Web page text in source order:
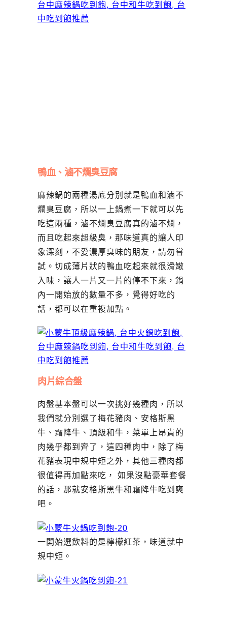
鴨血、滷不爛臭豆腐
麻辣鍋的兩種湯底分別就是鴨血和滷不
爛臭豆腐，所以一上鍋煮一下就可以先
吃這兩種，滷不爛臭豆腐真的滷不爛，
而且吃起來超級臭，那味道真的讓人印
象深刻，不愛濃厚臭味的朋友，請勿嘗
試。切成薄片狀的鴨血吃起來就很滑嫩
入味，讓人一片又一片的停不下來，鍋
內一開始放的數量不多，覺得好吃的
話，都可以在重複加點。
肉片綜合盤
肉盤基本盤可以一次挑好幾種肉，所以
我們就分別選了梅花豬肉、安格斯黑
牛、霜降牛、頂級和牛，菜單上昂貴的
肉幾乎都到齊了，這四種肉中，除了梅
花豬表現中規中矩之外，其他三種肉都
很值得再加點來吃， 如果沒點豪華套餐
的話，那就安格斯黑牛和霜降牛吃到爽
吧。
一開始選飲料的是檸檬紅茶，味道就中
規中矩。